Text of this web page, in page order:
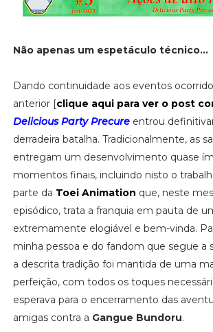
Não apenas um espetáculo técnico...
Dando continuidade aos eventos
anterior [clique aqui para ver o post
Delicious Party Precureentrou
derradeira batalha. Tradicionalmente, as
entregam um desenvolvimento quase
momentos finais, incluindo nisto o
parte da Toei Animation que, neste
episódico, trata a franquia em pauta de
extremamente elogiável e bem-vinda.
minha pessoa e do fandom que segue a
a descrita tradição foi mantida de uma
perfeição, com todos os toques
esperava para o encerramento das
amigas contra a Gangue Bundoru.